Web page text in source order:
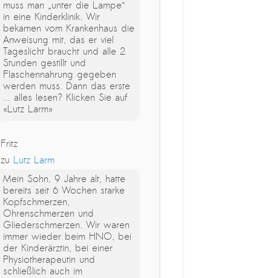
muss man „unter die Lampe“
in eine Kinderklinik. Wir
bekamen vom Krankenhaus die
Anweisung mit, das er viel
Tageslicht braucht und alle 2
Stunden gestillt und
Flaschennahrung gegeben
werden muss. Dann das erste
... alles lesen? Klicken Sie auf
«Lutz Larm»
Fritz
zu Lutz Larm
Mein Sohn, 9 Jahre alt, hatte
bereits seit 6 Wochen starke
Kopfschmerzen,
Ohrenschmerzen und
Gliederschmerzen. Wir waren
immer wieder beim HNO, bei
der Kinderärztin, bei einer
Physiotherapeutin und
schließlich auch im